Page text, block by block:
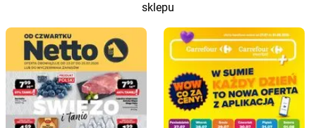
sklepu